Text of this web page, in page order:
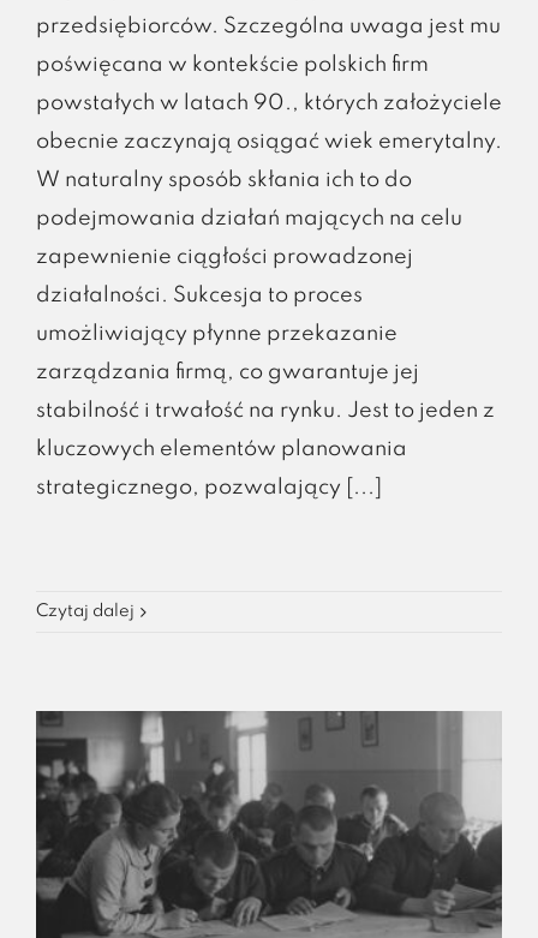
przedsiębiorców. Szczególna uwaga jest mu
poświęcana w kontekście polskich firm
powstałych w latach 90., których założyciele
obecnie zaczynają osiągać wiek emerytalny.
W naturalny sposób skłania ich to do
podejmowania działań mających na celu
zapewnienie ciągłości prowadzonej
działalności. Sukcesja to proces
umożliwiający płynne przekazanie
zarządzania firmą, co gwarantuje jej
stabilność i trwałość na rynku. Jest to jeden z
kluczowych elementów planowania
strategicznego, pozwalający [...]
Czytaj dalej